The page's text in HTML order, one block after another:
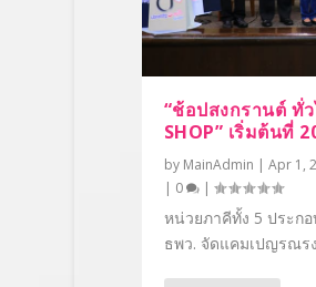
“ช้อปสงกรานต์ ทั่
SHOP” เริ่มต้นที่
by MainAdmin | Apr 1,
| 0 |
หน่วยภาคีทั้ง 5 ประก
ธพว. จัดแคมเปญรณร